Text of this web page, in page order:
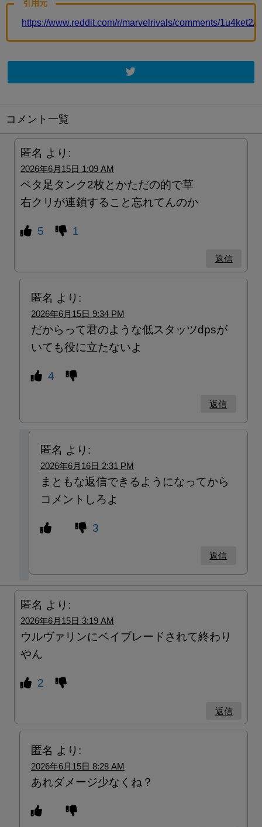
引用元
https://www.reddit.com/r/marvelrivals/comments/
コメント一覧
匿名 より:
2026年6月15日 1:09 AM
ベタ足タンク2枚とかただの的で草
右クリが連鎖すること忘れてんのか
5 1
返信
匿名 より:
2026年6月15日 9:34 PM
だからって君のような低スタッツdpsが
いても役に立たないよ
4
返信
匿名 より:
2026年6月16日 2:31 PM
まともな返信できるようになってから
コメントしろよ
3
返信
匿名 より:
2026年6月15日 3:19 AM
ウルヴァリンにベイブレードされて終わり
やん
2
返信
匿名 より:
2026年6月15日 8:28 AM
あれダメージ少なくね？